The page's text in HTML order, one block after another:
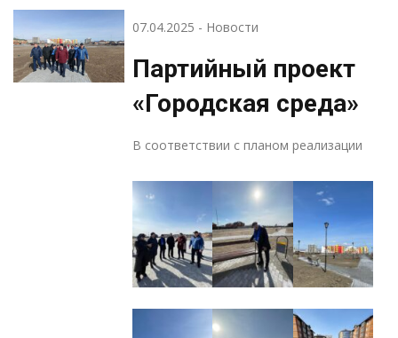
07.04.2025 - Новости
Партийный проект
«Городская среда»
В соответствии с планом реализации